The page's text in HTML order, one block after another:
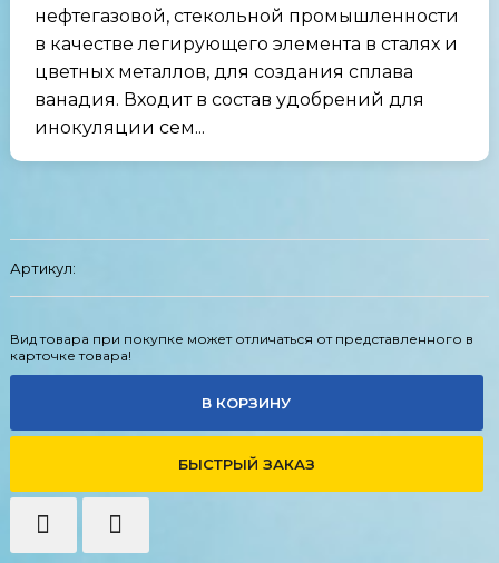
нефтегазовой, стекольной промышленности
в качестве легирующего элемента в сталях и
цветных металлов, для создания сплава
ванадия. Входит в состав удобрений для
инокуляции сем...
Артикул:
Вид товара при покупке может отличаться от представленного в
карточке товара!
В КОРЗИНУ
БЫСТРЫЙ ЗАКАЗ